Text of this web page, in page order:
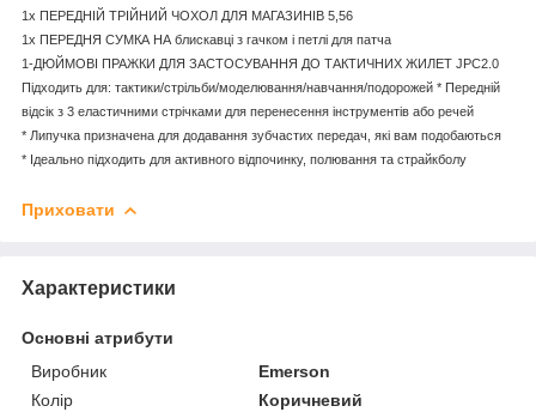
1x ПЕРЕДНІЙ ТРІЙНИЙ ЧОХОЛ ДЛЯ МАГАЗИНІВ 5,56
1x ПЕРЕДНЯ СУМКА НА блискавці з гачком і петлі для патча
1-ДЮЙМОВІ ПРАЖКИ ДЛЯ ЗАСТОСУВАННЯ ДО ТАКТИЧНИХ ЖИЛЕТ JPC2.0
Підходить для: тактики/стрільби/моделювання/навчання/подорожей * Передній
відсік з 3 еластичними стрічками для перенесення інструментів або речей
* Липучка призначена для додавання зубчастих передач, які вам подобаються
* Ідеально підходить для активного відпочинку, полювання та страйкболу
Приховати
Характеристики
Основні атрибути
Виробник
Emerson
Колір
Коричневий